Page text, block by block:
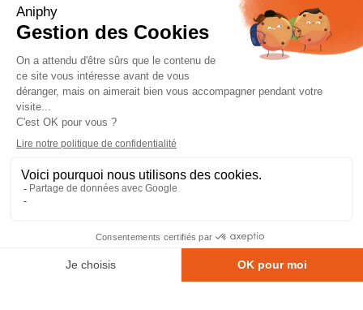
Ressources Scientifiques
Se mettre en contact
Archives
Copyright © 2026 Aniphy.